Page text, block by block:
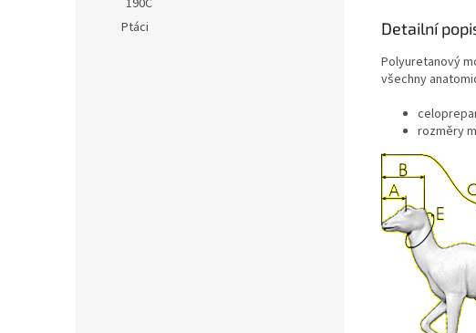
190C
Ptáci
Detailní
Polyuretanový
všechny
rozměry